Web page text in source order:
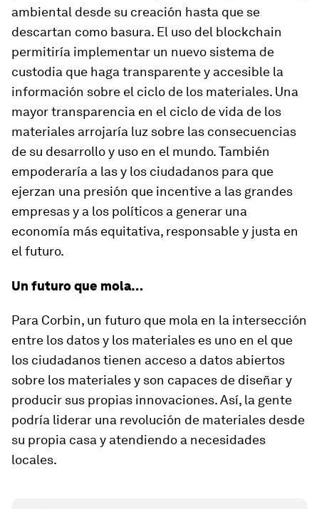
ambiental desde su creación hasta que se
descartan como basura. El uso del blockchain
permitiría implementar un nuevo sistema de
custodia que haga transparente y accesible la
información sobre el ciclo de los materiales. Una
mayor transparencia en el ciclo de vida de los
materiales arrojaría luz sobre las consecuencias
de su desarrollo y uso en el mundo. También
empoderaría a las y los ciudadanos para que
ejerzan una presión que incentive a las grandes
empresas y a los políticos a generar una
economía más equitativa, responsable y justa en
el futuro.
Un futuro que mola…
Para Corbin, un futuro que mola en la intersección
entre los datos y los materiales es uno en el que
los ciudadanos tienen acceso a datos abiertos
sobre los materiales y son capaces de diseñar y
producir sus propias innovaciones. Así, la gente
podría liderar una revolución de materiales desde
su propia casa y atendiendo a necesidades
locales.